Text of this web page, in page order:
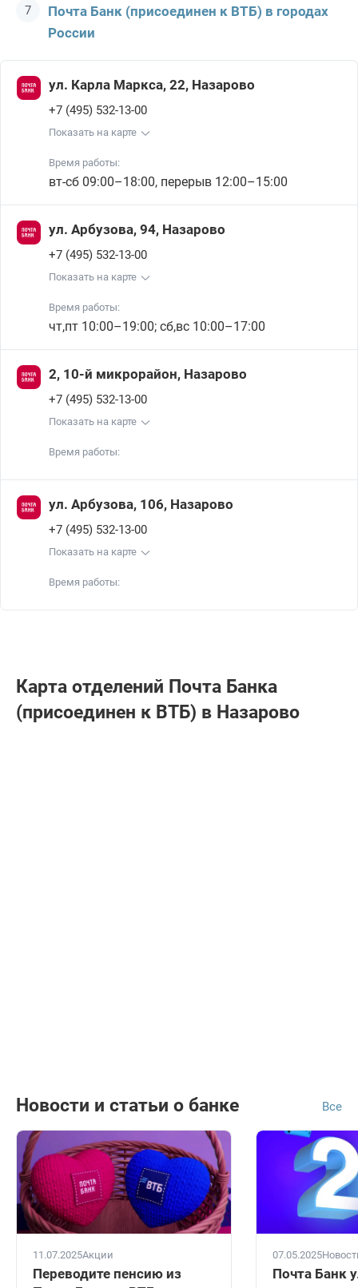
Почта Банк (присоединен к ВТБ) в городах
России
ул. Карла Маркса, 22, Назарово
+7 (495) 532-13-00
Показать на карте
Время работы:
вт-сб 09:00–18:00, перерыв 12:00–15:00
ул. Арбузова, 94, Назарово
+7 (495) 532-13-00
Показать на карте
Время работы:
чт,пт 10:00–19:00; сб,вс 10:00–17:00
2, 10-й микрорайон, Назарово
+7 (495) 532-13-00
Показать на карте
Время работы:
ул. Арбузова, 106, Назарово
+7 (495) 532-13-00
Показать на карте
Время работы:
Карта отделений Почта Банкa
(присоединен к ВТБ) в Назарово
Новости и статьи о банке Все
11.07.2025Акции
Переводите пенсию из
07.05.2025
Почта Банк